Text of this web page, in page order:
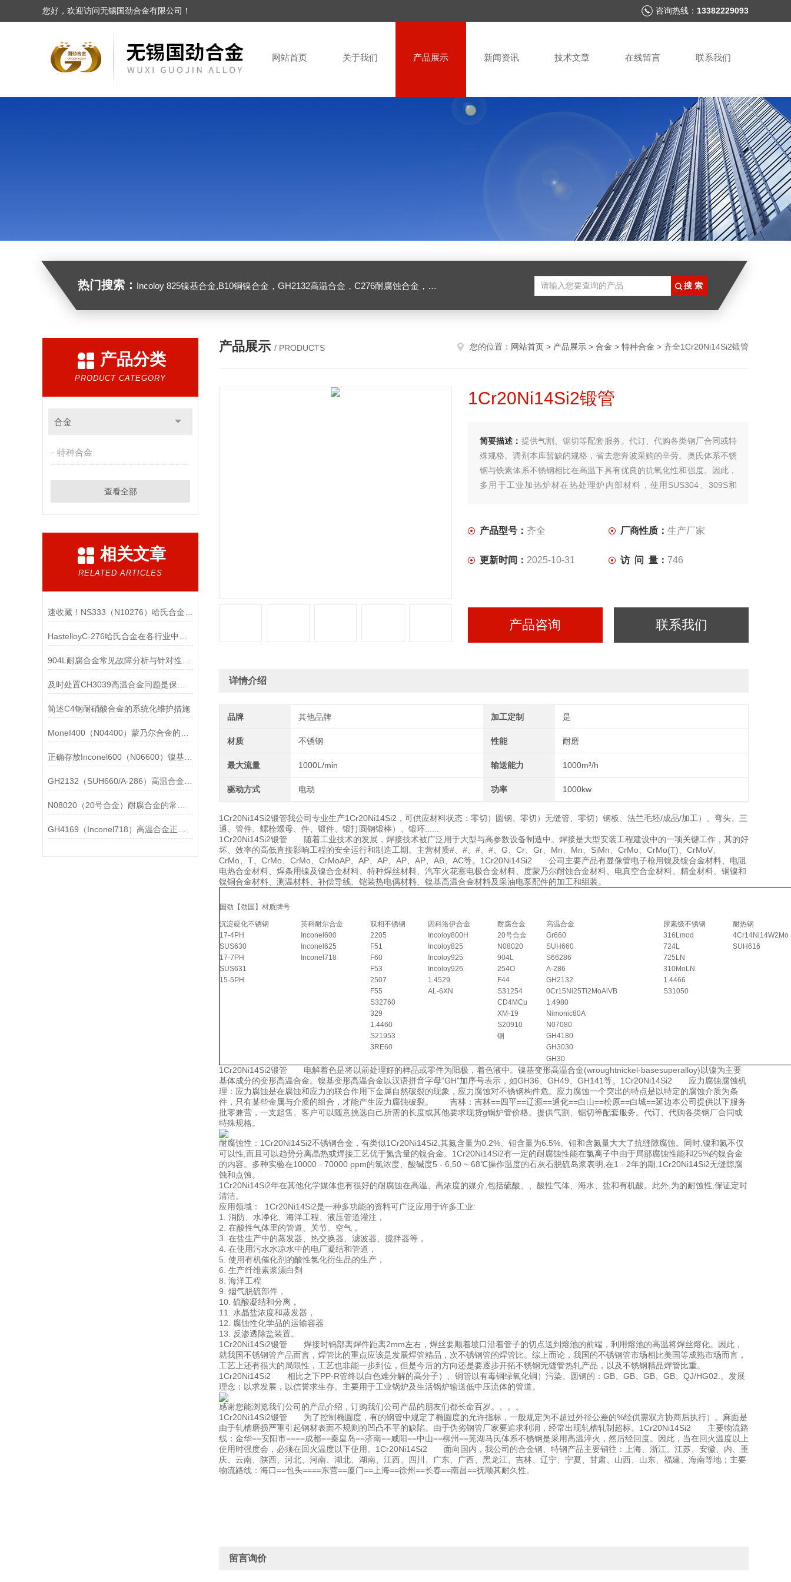
您好，欢迎访问无锡国劲合金有限公司！ 咨询热线： 13382229093
网站首页 关于我们 产品展示 新闻资讯 技术文章 在线留言 联系我们
热门搜索： Incoloy 825镍基合金,B10铜镍合金，GH2132高温合金，C276耐腐蚀合金，1J50精密合金，Inconel600镍基合金
产品分类
PRODUCT CATEGORY
合金
特种合金
查看全部
相关文章
RELATED ARTICLES
简述C4钢耐硝酸合金的系统化维护措施
正确存放Inconel600（N06600）镍基合金的重要性介绍
产品展示 / PRODUCTS 您的位置： 网站首页 > 产品展示 > 合金 > 特种合金 > 齐全1Cr20Ni14Si2锻管
1Cr20Ni14Si2锻管
简要描述： 提供气割、锯切等配套服务。代订、代购各类钢厂合同或特
殊规格。调剂本库暂缺的规格，省去您奔波采购的辛劳。奥氏体系不锈
钢与铁素体系不锈钢相比在高温下具有优良的抗氧化性和强度。因此，
多用于工业加热炉材在热处理炉内部材料，使用SUS304、309S和
产品型号： 齐全 厂商性质： 生产厂家
更新时间： 2025-10-31 访 问 量： 746
产品咨询 联系我们
详情介绍
品牌 其他品牌 加工定制 是
材质 不锈钢 性能 耐磨
最大流量 1000L/min 输送能力 1000m³/h
驱动方式 电动 功率 1000kw
1Cr20Ni14Si2锻管我公司专业生产1Cr20Ni14Si2，可供应材料状态：零切）圆钢、零切）无缝管、零切）钢板、法兰毛坯/成品/加工）、弯头、三
通、管件、螺栓螺母、件、锻件、锻打圆钢锻棒）、锻环......
1Cr20Ni14Si2锻管 随着工业技术的发展，焊接技术被广泛用于大型与高参数设备制造中。焊接是大型安装工程建设中的一项关键工作，其的好
坏、效率的高低直接影响工程的安全运行和制造工期。主营材质#、#、#、#、G、Cr、Gr、Mn、Mn、SiMn、CrMo、CrMo(T)、CrMoV、
CrMo、T、CrMo、CrMo、CrMoAP、AP、AP、AP、AP、AB、AC等。1Cr20Ni14Si2 公司主要产品有显像管电子枪用镍及镍合金材料、电阻
电热合金材料、焊条用镍及镍合金材料、特种焊丝材料、汽车火花塞电极合金材料、度蒙乃尔耐蚀合金材料、电真空合金材料、精金材料、铜镍和
镍铜合金材料、测温材料、补偿导线、铠装热电偶材料、镍基高温合金材料及采油电泵配件的加工和组装。
国劲【劲国】材质牌号
沉淀硬化不锈钢 英科耐尔合金 双相不锈钢 因科洛伊合金 耐腐合金 高温合金 尿素级不锈钢
耐热钢
17-4PH
Inconel600 2205 Incoloy800H 20号合金 Gr660 316Lmod
4Cr14Ni14W2Mo
SUS630
Inconel625 F51 Incoloy825 N08020 SUH660 724L
SUH616
17-7PH
Inconel718 F60 Incoloy925 904L S66286
725LN
SUS631
F53 Incoloy926 254O A-286
310MoLN
15-5PH
2507 1.4529 F44 GH2132
1.4466
F55
AL-6XN S31254 0Cr15Ni25Ti2MoAlVB
S31050
S32760
CD4MCu
1.4980
329
XM-19
Nimonic80A
1.4460
S20910
N07080
S21953
钢
GH4180
3RE60
GH3030
GH30
1Cr20Ni14Si2锻管 电解着色是将以前处理好的样品或零件为阳极，着色液中。镍基变形高温合金(wroughtnickel-basesuperalloy)以镍为主要
基体成分的变形高温合金。镍基变形高温合金以汉语拼音字母“GH"加序号表示，如GH36、GH49、GH141等。1Cr20Ni14Si2 应力腐蚀腐蚀机
理：应力腐蚀是在腐蚀和应力的联合作用下金属自然破裂的现象，应力腐蚀对不锈钢构件危。应力腐蚀一个突出的特点是以特定的腐蚀介质为条
件，只有某些金属与介质的组合，才能产生应力腐蚀破裂。 吉林：吉林==四平==辽源==通化==白山==松原==白城==延边本公司提供以下服务
批零兼营，一支起售。客户可以随意挑选自己所需的长度或其他要求现货g锅炉管价格。提供气割、锯切等配套服务。代订、代购各类钢厂合同或
特殊规格。
耐腐蚀性：1Cr20Ni14Si2不锈钢合金，有类似1Cr20Ni14Si2,其氮含量为0.2%、钼含量为6.5%。钼和含氮量大大了抗缝隙腐蚀。同时,镍和氮不仅
可以性,而且可以趋势分离晶热或焊接工艺优于氮含量的镍合金。1Cr20Ni14Si2有一定的耐腐蚀性能在氯离子中由于局部腐蚀性能和25%的镍合金
的内容。多种实验在10000 - 70000 ppm的氯浓度、酸碱度5 - 6,50 ~ 68℃操作温度的石灰石脱硫岛浆表明,在1 - 2年的期,1Cr20Ni14Si2无缝隙腐
蚀和点蚀。
1Cr20Ni14Si2年在其他化学媒体也有很好的耐腐蚀在高温、高浓度的媒介,包括硫酸、、酸性气体、海水、盐和有机酸。此外,为的耐蚀性,保证定时
清洁。
应用领域： 1Cr20Ni14Si2是一种多功能的资料可广泛应用于许多工业:
1. 消防、水净化、海洋工程、液压管道灌注，
2. 在酸性气体里的管道、关节、空气，
3. 在盐生产中的蒸发器、热交换器、滤波器、搅拌器等，
4. 在使用污水水凉水中的电厂凝结和管道，
5. 使用有机催化剂的酸性氯化衍生品的生产，
6. 生产纤维素浆漂白剂
8. 海洋工程
9. 烟气脱硫部件，
10. 硫酸凝结和分离，
11. 水晶盐浓度和蒸发器，
12. 腐蚀性化学品的运输容器
13. 反渗透除盐装置。
1Cr20Ni14Si2锻管 焊接时钨部离焊件距离2mm左右，焊丝要顺着坡口沿着管子的切点送到熔池的前端，利用熔池的高温将焊丝熔化。因此，
就我国不锈钢管产品而言，焊管比的重点应该是发展焊管精品，次不锈钢管的焊管比。综上而论，我国的不锈钢管市场相比美国等成熟市场而言，
工艺上还有很大的局限性，工艺也非能一步到位，但是今后的方向还是要逐步开拓不锈钢无缝管热轧产品，以及不锈钢精品焊管比重。
1Cr20Ni14Si2 相比之下PP-R管终以白色难分解的高分子）、铜管以有毒铜绿氧化铜）污染。圆钢的：GB、GB、GB、GB、QJ/HG02.。发展
理念：以求发展，以信誉求生存。主要用于工业锅炉及生活锅炉输送低中压流体的管道。
感谢您能浏览我们公司的产品介绍，订购我们公司产品的朋友们都长命百岁。。。。
1Cr20Ni14Si2锻管 为了控制椭圆度，有的钢管中规定了椭圆度的允许指标，一般规定为不超过外径公差的%经供需双方协商后执行）。麻面是
由于轧槽磨损严重引起钢材表面不规则的凹凸不平的缺陷。由于伪劣钢管厂家要追求利润，经常出现轧槽轧制超标。1Cr20Ni14Si2 主要物流路
线：金华==安阳市====成都==秦皇岛==济南==咸阳==中山==柳州==芜湖马氏体系不锈钢是采用高温淬火，然后经回度。因此，当在回火温度以上
使用时强度会，必须在回火温度以下使用。1Cr20Ni14Si2 面向国内，我公司的合金钢、特钢产品主要销往：上海、浙江、江苏、安徽、内、重
庆、云南、陕西、河北、河南、湖北、湖南、江西、四川、广东、广西、黑龙江、吉林、辽宁、宁夏、甘肃、山西、山东、福建、海南等地；主要
物流路线：海口==包头====东营==厦门==上海==徐州==长春==南昌==抚顺其耐久性。
留言询价